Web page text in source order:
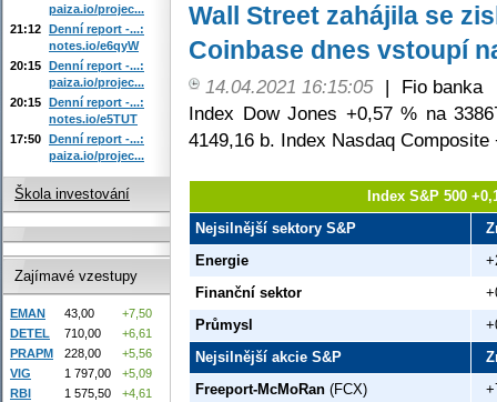
Wall Street zahájila se
Coinbase dnes vstoupí
14.04.2021 16:15:05 |
Fio banka
Index Dow Jones +0,57 % na
4149,16 b. Index Nasdaq
Index S&P 500
Nejsilnější sektory S&P
Energie
Finanční sektor
Průmysl
Nejsilnější akcie S&P
Freeport-McMoRan (FCX)
paiza.io/projec...
21:12 Denní report -...:
notes.io/e6qyW
20:15 Denní report -...:
paiza.io/projec...
20:15 Denní report -...:
notes.io/e5TUT
17:50 Denní report -...:
paiza.io/projec...
Škola investování
Zajímavé vzestupy
EMAN 43,00
+7,50
DETEL
710,00
+6,61
PRAPM
228,00
+5,56
VIG
1 797,00
+5,09
RBI
1 575,50 +4,61